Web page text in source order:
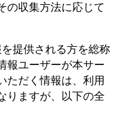
の収集方法に応じて
提供される方を総称
報ユーザーが本サー
ただく情報は、利用
りますが、以下の全